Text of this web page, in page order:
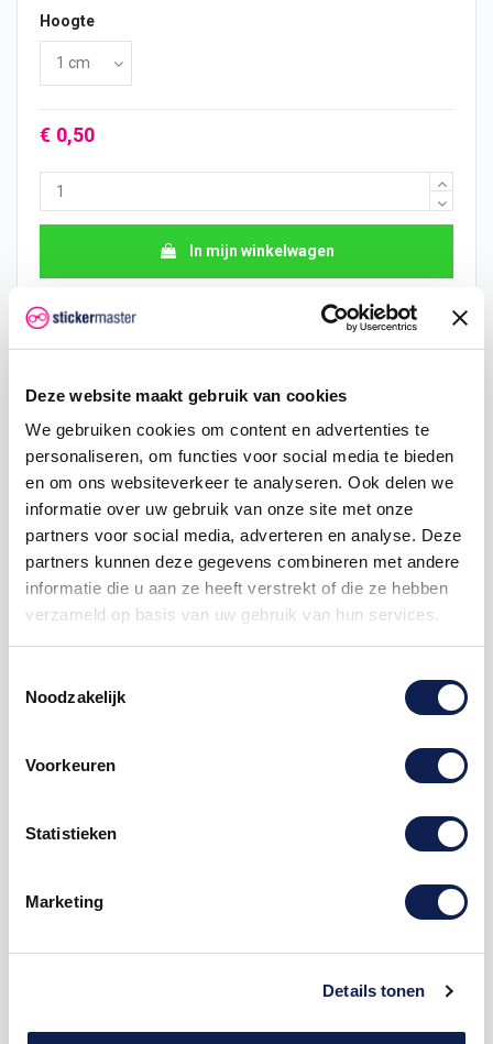
Deze website maakt gebruik van cookies
We gebruiken cookies om content en advertenties te
personaliseren, om functies voor social media te bieden
en om ons websiteverkeer te analyseren. Ook delen we
informatie over uw gebruik van onze site met onze
partners voor social media, adverteren en analyse. Deze
partners kunnen deze gegevens combineren met andere
informatie die u aan ze heeft verstrekt of die ze hebben
verzameld op basis van uw gebruik van hun services.
Noodzakelijk
Voorkeuren
Statistieken
Marketing
Details tonen
Hoogte
€ 0,50
In mijn winkelwagen
Hoeveelheid Je bespaart
25 € 0,43 € 1,88
50 € 0,40 € 5,00
100 € 0,38 € 12,50
Gemeente vlaggensticker
vlaggensticker.